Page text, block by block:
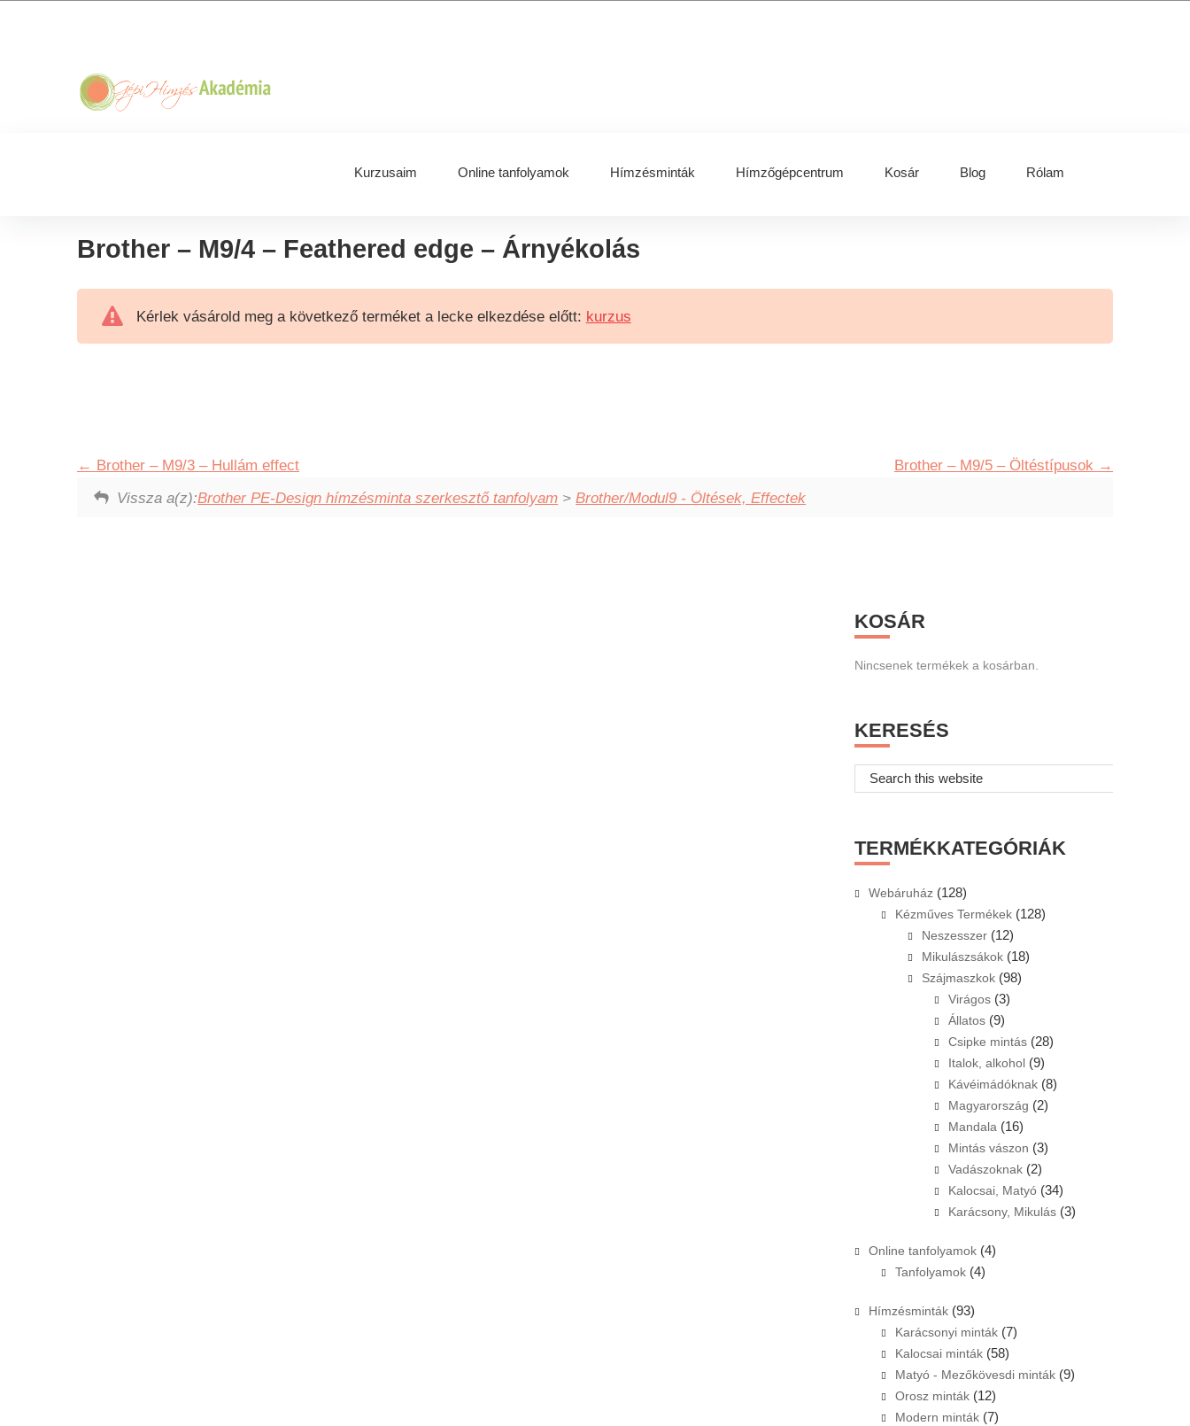
Kurzusaim Online tanfolyamok Hímzésminták Hímzőgépcentrum Kosár Blog Rólam
Brother – M9/4 – Feathered edge – Árnyékolás
Kérlek vásárold meg a következő terméket a lecke elkezdése előtt: kurzus
Brother – M9/3 – Hullám effect
Brother – M9/5 – Öltéstípusok
Vissza a(z):Brother PE-Design hímzésminta szerkesztő tanfolyam >Brother/Modul9 - Öltések, Effectek
Primary
Sidebar
KOSÁR
Nincsenek termékek a kosárban.
KERESÉS
Search
this
TERMÉKKATEGÓRIÁK
Webáruház (128)
Kézműves Termékek (128)
Neszesszer (12)
Mikulászsákok (18)
Szájmaszkok (98)
Virágos (3)
Állatos (9)
Csipke mintás (28)
Italok, alkohol (9)
Kávéimádóknak (8)
Magyarország (2)
Mandala (16)
Mintás vászon (3)
Vadászoknak (2)
Kalocsai, Matyó (34)
Karácsony, Mikulás (3)
Online tanfolyamok (4)
Tanfolyamok (4)
Hímzésminták (93)
Karácsonyi minták (7)
Kalocsai minták (58)
Matyó - Mezőkövesdi minták (9)
Orosz minták (12)
Modern minták (7)